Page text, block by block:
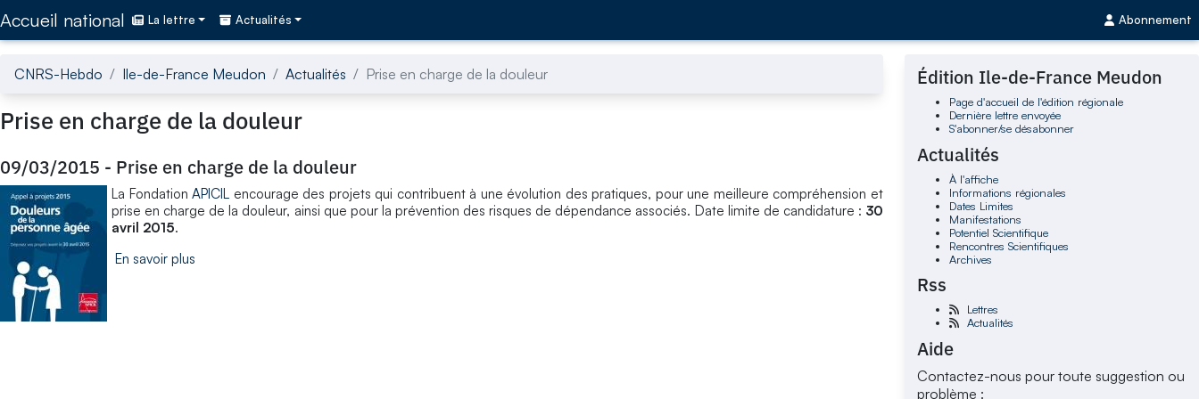
Accueil national La lettre Actualités Abonnement
CNRS-Hebdo Ile-de-France Meudon Actualités Prise en charge de la douleur
Prise en charge de la douleur
09/03/2015 - Prise en charge de la douleur
La FondationAPICIL encourage des projets qui contribuent à une évolution des pratiques, pour une meilleure compréhension et
prise en charge de la douleur, ainsi que pour la prévention des risques de dépendance associés. Date limite de candidature : 30
avril 2015.
En savoir plus
Édition Ile-de-France Meudon
Page d'accueil de l'édition régionale
Dernière lettre envoyée
S'abonner/se désabonner
Actualités
À l'affiche
Informations régionales
Dates Limites
Manifestations
Potentiel Scientifique
Rencontres Scientifiques
Archives
Rss
Lettres
Actualités
Aide
Contactez-nous pour toute suggestion ou
problème :